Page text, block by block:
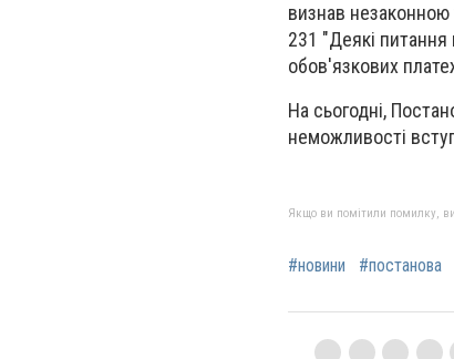
визнав незаконною
231 "Деякі питання
обов'язкових
На сьогодні,
неможливості
Якщо ви помітили помилку,
#новини #постанова